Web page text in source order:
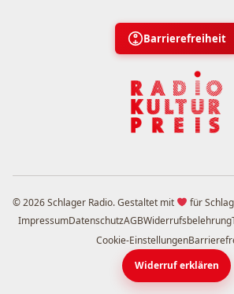
Barrierefreiheit
© 2026 Schlager Radio. Gestaltet mit
für
ImpressumDatenschutzAGBWiderrufsbelehrung
Cookie-Einstellungen
Widerruf erklären